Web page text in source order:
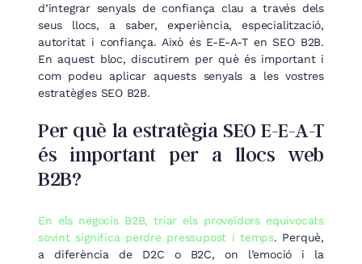
d’integrar senyals de confiança clau a través dels
seus llocs, a saber, experiència, especialització,
autoritat i confiança. Això és E-E-A-T en SEO B2B.
En aquest bloc, discutirem per què és important i
com podeu aplicar aquests senyals a les vostres
estratègies SEO B2B.
Per què la estratègia SEO E-E-A-T
és important per a llocs web
B2B?
En els negocis B2B, triar els proveïdors equivocats
sovint significa perdre pressupost i temps. Perquè,
a diferència de D2C o B2C, on l’emoció i la